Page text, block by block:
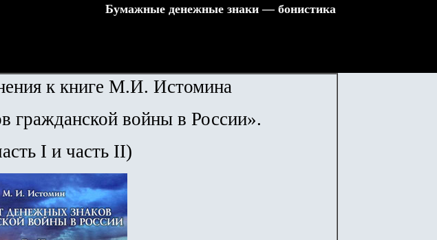
Бумажные денежные знаки — бонистика
к книге М.И. Истомина
гражданской войны в России».
I и часть II)